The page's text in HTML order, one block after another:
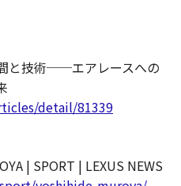
と技術──エアレースへの
detail/81339
| SPORT | LEXUS NEWS